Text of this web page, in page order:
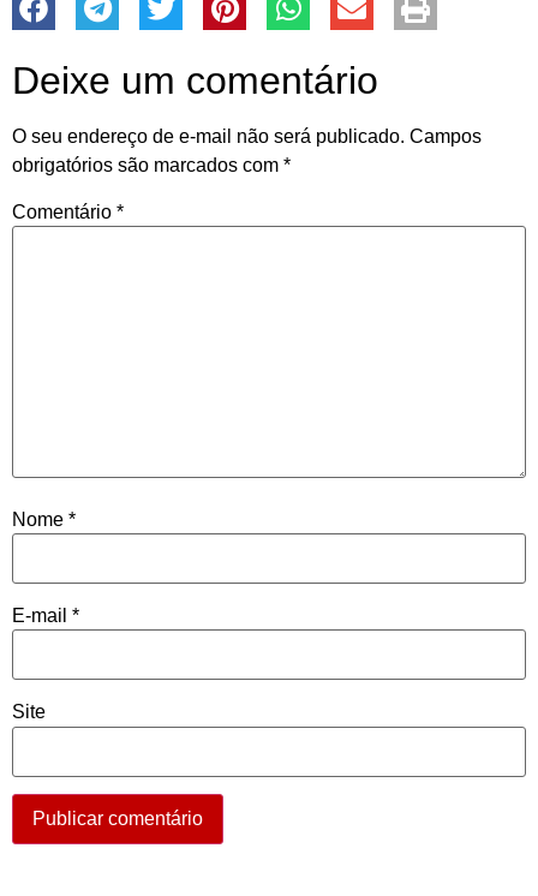
Deixe um comentário
O seu endereço de e-mail não será publicado. Campos
obrigatórios são marcados com *
Comentário *
Nome *
E-mail *
Site